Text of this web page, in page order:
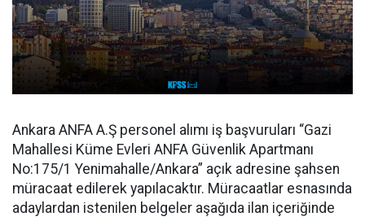
Ankara ANFA A.Ş personel alımı iş başvuruları “Gazi
Mahallesi Küme Evleri ANFA Güvenlik Apartmanı
No:175/1 Yenimahalle/Ankara” açık adresine şahsen
müracaat edilerek yapılacaktır. Müracaatlar esnasında
adaylardan istenilen belgeler aşağıda ilan içeriğinde